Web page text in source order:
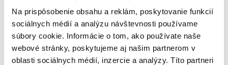
Na prispôsobenie obsahu a reklám, poskytovanie funkcií
sociálnych médií a analýzu návštevnosti používame
súbory cookie. Informácie o tom, ako používate naše
webové stránky, poskytujeme aj našim partnerom v
oblasti sociálnych médií, inzercie a analýzy. Títo partneri
rešpektujúce prirodzený pohyb vlasov s možnosťou ľahkého
vyčesania.
Parametre